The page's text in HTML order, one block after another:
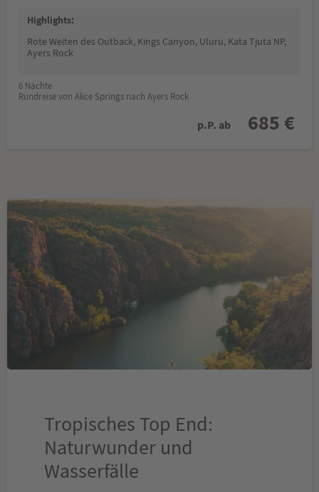
Highlights:
Rote Weiten des Outback, Kings Canyon, Uluru, Kata Tjuta NP,
Ayers Rock
6 Nächte
Rundreise von Alice Springs nach Ayers Rock
p.P. ab 685 €
Tropisches Top End:
Naturwunder und
Wasserfälle